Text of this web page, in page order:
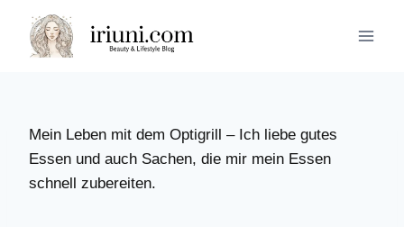
Inhalt
springen
Mein Leben mit dem Optigrill – Ich liebe gutes
Essen und auch Sachen, die mir mein Essen
schnell zubereiten.